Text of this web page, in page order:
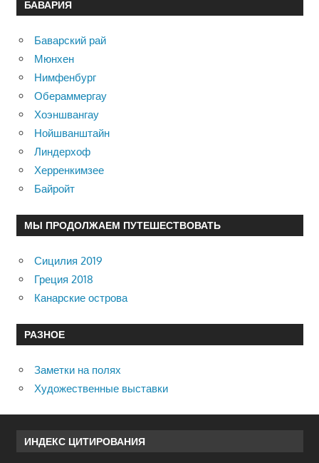
БАВАРИЯ
Баварский рай
Мюнхен
Нимфенбург
Обераммергау
Хоэншвангау
Нойшванштайн
Линдерхоф
Херренкимзее
Байройт
МЫ ПРОДОЛЖАЕМ ПУТЕШЕСТВОВАТЬ
Сицилия 2019
Греция 2018
Канарские острова
РАЗНОЕ
Заметки на полях
Художественные выставки
ИНДЕКС ЦИТИРОВАНИЯ